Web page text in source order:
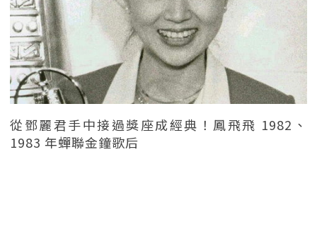
從鄧麗君手中接過獎座成經典！鳳飛飛 1982、
1983 年蟬聯金鐘歌后